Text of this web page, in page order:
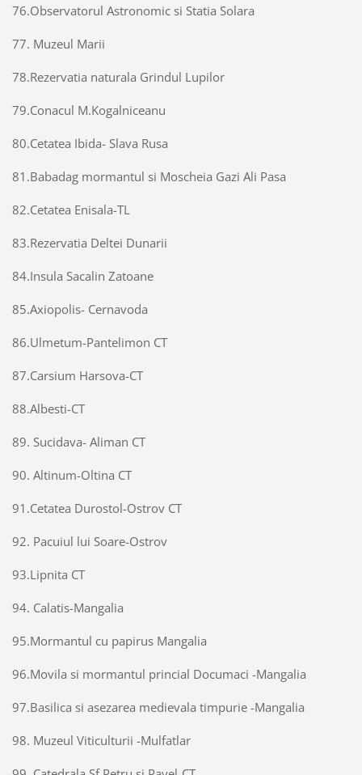
76.Observatorul Astronomic si Statia Solara
77. Muzeul Marii
78.Rezervatia naturala Grindul Lupilor
79.Conacul M.Kogalniceanu
80.Cetatea Ibida- Slava Rusa
81.Babadag mormantul si Moscheia Gazi Ali Pasa
82.Cetatea Enisala-TL
83.Rezervatia Deltei Dunarii
84.Insula Sacalin Zatoane
85.Axiopolis- Cernavoda
86.Ulmetum-Pantelimon CT
87.Carsium Harsova-CT
88.Albesti-CT
89. Sucidava- Aliman CT
90. Altinum-Oltina CT
91.Cetatea Durostol-Ostrov CT
92. Pacuiul lui Soare-Ostrov
93.Lipnita CT
94. Calatis-Mangalia
95.Mormantul cu papirus Mangalia
96.Movila si mormantul princial Documaci -Mangalia
97.Basilica si asezarea medievala timpurie -Mangalia
98. Muzeul Viticulturii -Mulfatlar